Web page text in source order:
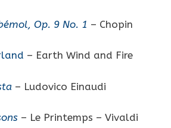
Op. 9 No. 1 – Chopin
– Earth Wind and Fire
– Ludovico Einaudi
– Le Printemps – Vivaldi